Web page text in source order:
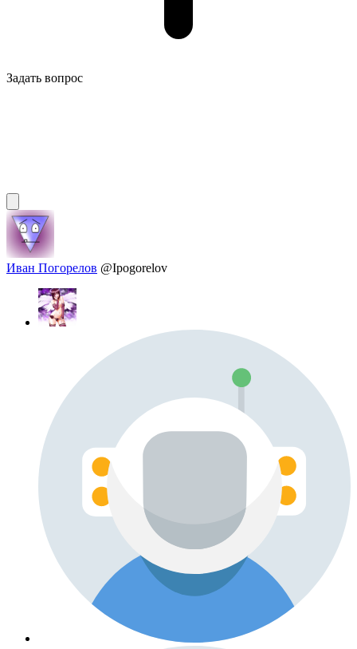
Задать вопрос
Иван Погорелов @Ipogorelov